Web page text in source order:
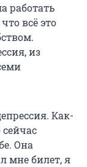
работать
всё это
из
Как-
Она
мне билет, я